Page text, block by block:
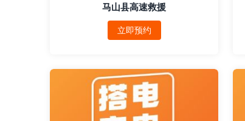
马山县高速救援
立即预约